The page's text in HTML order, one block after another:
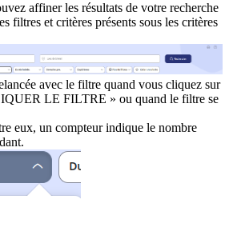
affiner les résultats de votre recherche
filtres et critères présents sous les critères
avec le filtre quand vous cliquez sur
LE FILTRE » ou quand le filtre se
eux, un compteur indique le nombre